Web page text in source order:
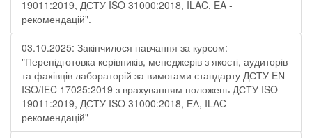
19011:2019, ДСТУ ISO 31000:2018, ILAC, EA -
рекомендацій".
03.10.2025: Закінчилося навчання за курсом:
"Перепідготовка керівників, менеджерів з якості, аудиторів
та фахівців лабораторій за вимогами стандарту ДСТУ EN
ISO/IEC 17025:2019 з врахуванням положень ДСТУ ISO
19011:2019, ДСТУ ISO 31000:2018, ЕА, ILAC-
рекомендацій"